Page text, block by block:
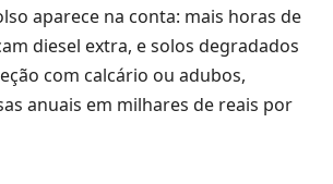
aparece na conta: mais horas de
diesel extra, e solos degradados
com calcário ou adubos,
anuais em milhares de reais por